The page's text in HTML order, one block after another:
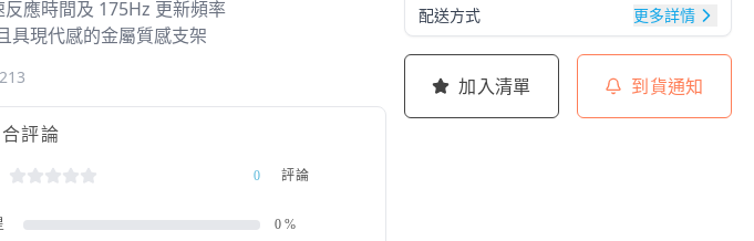
應時間及 175Hz 更新頻率
具現代感的金屬質感支架
評論
評論
0
0 %
配送方式 更多詳情
加入清單 到貨通知